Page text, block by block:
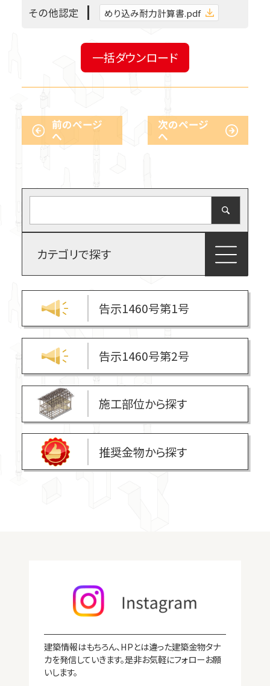
拠点紹介
よくある質問
サステナビリティ
お知らせ
コラム
その他認定 めり込み耐力計算書.pdf
一括ダウンロード
前のページ
へ
次のページ
へ
カテゴリで探す
火打金物・たる木固定金物
梁受け金物・大引き受け金物
スチール束・土台・基礎関連
ビス、釘、ナット、他
ステンレス金物
告示1460号第1号
告示1460号第2号
施工部位から探す
推奨金物から探す
建築情報はもちろん、HPとは違った建築金物タナ
カを発信していきます。是非お気軽にフォローお願
いします。